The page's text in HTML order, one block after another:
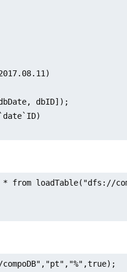
dbID]);
* from loadTable("dfs://